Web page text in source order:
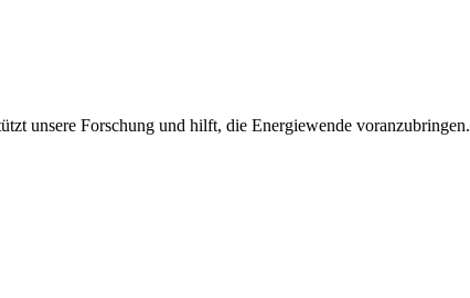
unsere Forschung und hilft, die Energiewende voranzubringen.